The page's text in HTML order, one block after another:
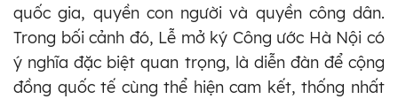
quốc gia, quyền con người và quyền công dân.
Trong bối cảnh đó, Lễ mở ký Công ước Hà Nội có
ý nghĩa đặc biệt quan trọng, là diễn đàn để cộng
đồng quốc tế cùng thể hiện cam kết, thống nhất